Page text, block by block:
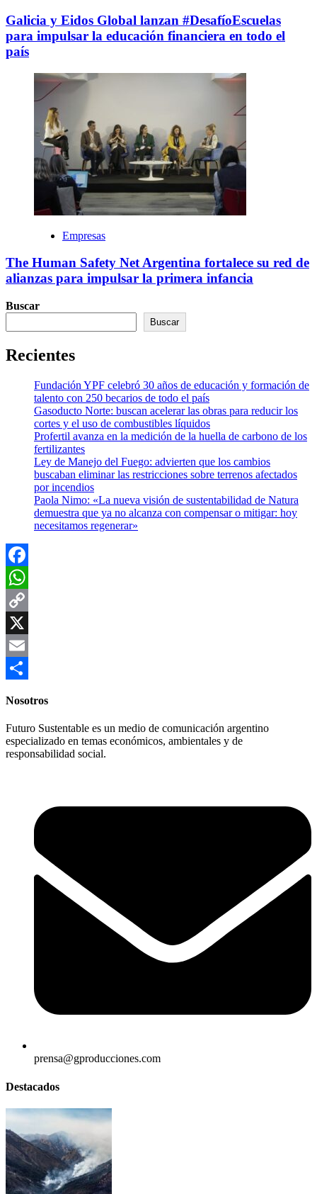
Galicia y Eidos Global lanzan #DesafíoEscuelas
para impulsar la educación financiera en todo el
país
Empresas
The Human Safety Net Argentina fortalece su red de
alianzas para impulsar la primera infancia
Buscar
Buscar
Recientes
Fundación YPF celebró 30 años de educación y formación de
talento con 250 becarios de todo el país
Gasoducto Norte: buscan acelerar las obras para reducir los
cortes y el uso de combustibles líquidos
Profertil avanza en la medición de la huella de carbono de los
fertilizantes
Ley de Manejo del Fuego: advierten que los cambios
buscaban eliminar las restricciones sobre terrenos afectados
por incendios
Paola Nimo: «La nueva visión de sustentabilidad de Natura
demuestra que ya no alcanza con compensar o mitigar: hoy
necesitamos regenerar»
Facebook
WhatsApp
Copy
Link
X
Email
Nosotros
Futuro Sustentable es un medio de comunicación argentino
especializado en temas económicos, ambientales y de
responsabilidad social.
prensa@gproducciones.com
Destacados